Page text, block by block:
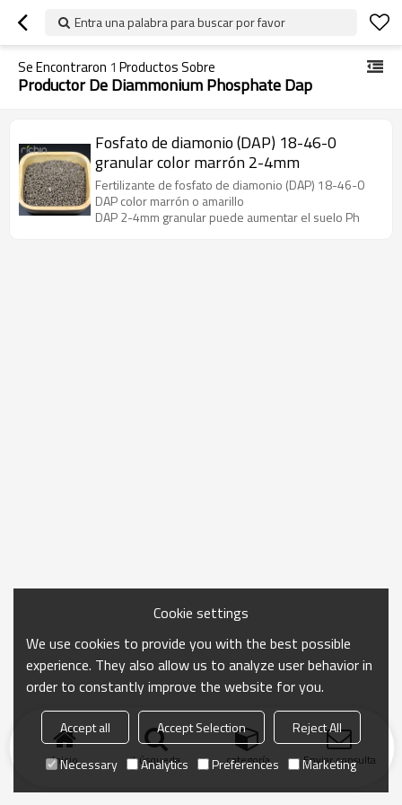
Entra una palabra para buscar por favor
Se Encontraron 1 Productos Sobre
Productor De Diammonium Phosphate Dap
Fosfato de diamonio (DAP) 18-46-0
granular color marrón 2-4mm
Fertilizante de fosfato de diamonio (DAP) 18-46-0
DAP color marrón o amarillo
DAP 2-4mm granular puede aumentar el suelo Ph
Inicio búsqueda categoría Enviar consulta
Cookie settings
We use cookies to provide you with the best possible
experience. They also allow us to analyze user behavior in
order to constantly improve the website for you.
Accept all Accept Selection
Reject All
Necessary
Analytics Preferences Marketing